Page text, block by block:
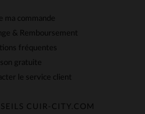
ma commande
& Remboursement
fréquentes
gratuite
le service client
CUIR-CITY.COM